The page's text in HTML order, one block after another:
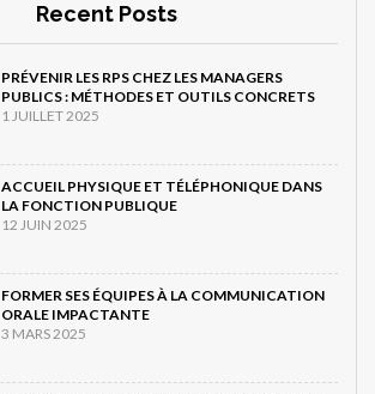
Recent Posts
PRÉVENIR LES RPS CHEZ LES MANAGERS
PUBLICS : MÉTHODES ET OUTILS CONCRETS
1 JUILLET 2025
ACCUEIL PHYSIQUE ET TÉLÉPHONIQUE DANS
LA FONCTION PUBLIQUE
12 JUIN 2025
FORMER SES ÉQUIPES À LA COMMUNICATION
ORALE IMPACTANTE
3 MARS 2025